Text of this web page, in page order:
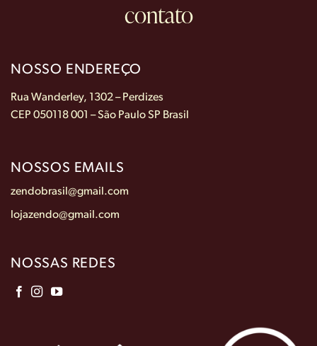
contato
NOSSO ENDEREÇO
Rua Wanderley, 1302 – Perdizes
CEP 050118 001 – São Paulo SP Brasil
NOSSOS EMAILS
zendobrasil@gmail.com
lojazendo@gmail.com
NOSSAS REDES